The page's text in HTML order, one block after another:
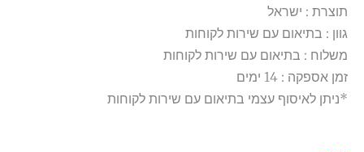
תוצרת : ישראל
גוון : בתיאום עם שירות לקוחות
משלוח : בתיאום עם שירות לקוחות
זמן אספקה : 14 ימים
*ניתן לאיסוף עצמי בתיאום עם שירות לקוחות